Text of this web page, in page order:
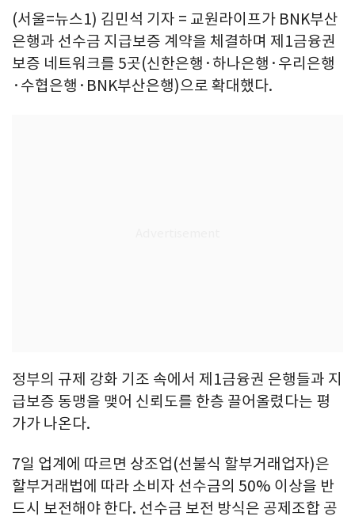
(서울=뉴스1) 김민석 기자 = 교원라이프가 BNK부산
은행과 선수금 지급보증 계약을 체결하며 제1금융권
보증 네트워크를 5곳(신한은행·하나은행·우리은행
·수협은행·BNK부산은행)으로 확대했다.
정부의 규제 강화 기조 속에서 제1금융권 은행들과 지
급보증 동맹을 맺어 신뢰도를 한층 끌어올렸다는 평
가가 나온다.
7일 업계에 따르면 상조업(선불식 할부거래업자)은
할부거래법에 따라 소비자 선수금의 50% 이상을 반
드시 보전해야 한다. 선수금 보전 방식은 공제조합 공